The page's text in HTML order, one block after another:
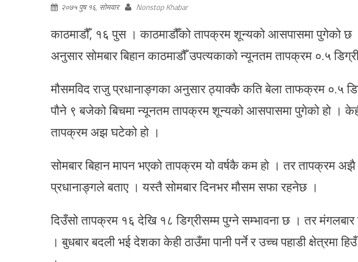
२०७५ पुष १६, सोमवार Nonstop Khabar
काठमाडौँ, १६ पुस । काठमाडौँको तापक्रम शून्यको आसपासमा पुगेको छ
अनुसार सोमबार बिहान काठमाडौँ उपत्यकाको न्यूनतम तापक्रम ०.५
मौसमविद राजु प्रधानाङ्गका अनुसार ठ्याक्कै कति बेला ताफक्रम ०.५
पौने ९ बजेको बिचमा न्यूनतम तापक्रम शून्यको आसपासमा पुगेको हो ।
तापक्रम अझ घटेको हो ।
सोमबार बिहान मापन भएको तापक्रम यो वर्षकै कम हो । तर तापक्रम
प्रधानाङ्गले बताए । यस्तै सोमबार दिनभर मौसम सफा रहनेछ ।
दिउँसो तापक्रम १६ देखि १८ डिग्रीसम्म पुग्ने सम्भावना छ । तर
। बुधबार बदली भई देशका केही ठाउँमा पानी पर्ने र उच्च पहाडी क्षेत्रमा